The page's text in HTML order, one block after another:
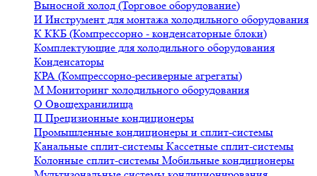
Выносной холод (Торговое оборудование)
И Инструмент для монтажа холодильного оборудования
К ККБ (Компрессорно - конденсаторные блоки)
Комплектующие для холодильного оборудования
Конденсаторы
КРА (Компрессорно-ресиверные агрегаты)
М Мониторинг холодильного оборудования
О Овощехранилища
П Прецизионные кондиционеры
Промышленные кондиционеры и сплит-системы
Канальные сплит-системы Кассетные сплит-системы
Колонные сплит-системы Мобильные кондиционеры